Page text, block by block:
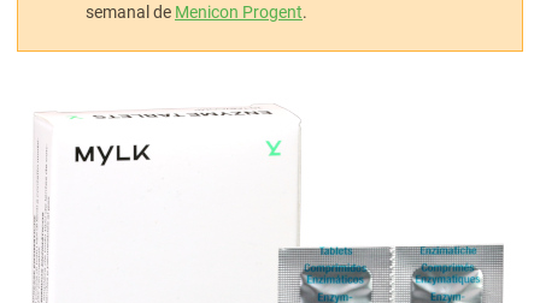
semanal de Menicon Progent.